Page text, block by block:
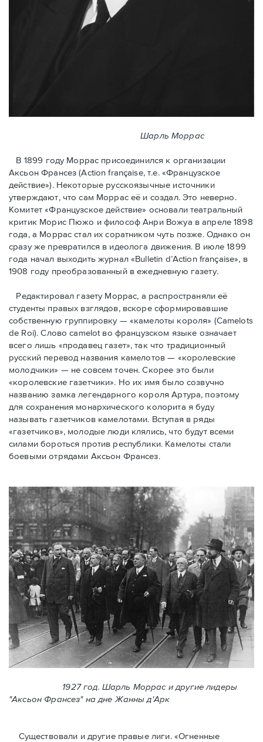
Шарль Моррас
В 1899 году Моррас присоединился к организации
Аксьон Франсез (Action française, т.е. «Французское
действие»). Некоторые русскоязычные источники
утверждают, что сам Моррас её и создал. Это неверно.
Комитет «Французское действие» основали театральный
критик Морис Пюжо и философ Анри Вожуа в апреле 1898
года, а Моррас стал их соратником чуть позже. Однако он
сразу же превратился в идеолога движения. В июле 1899
года начал выходить журнал «Bulletin d’Action française», в
1908 году преобразованный в ежедневную газету.
Редактировал газету Моррас, а распространяли её
студенты правых взглядов, вскоре сформировавшие
собственную группировку — «камелоты короля» (Camelots
de Roi). Слово camelot во французском языке означает
всего лишь «продавец газет», так что традиционный
русский перевод названия камелотов — «королевские
молодчики» — не совсем точен. Скорее это были
«королевские газетчики». Но их имя было созвучно
названию замка легендарного короля Артура, поэтому
для сохранения монархического колорита я буду
называть газетчиков камелотами. Вступая в ряды
«газетчиков», молодые люди клялись, что будут всеми
силами бороться против республики. Камелоты стали
боевыми отрядами Аксьон Франсез.
1927 год. Шарль Моррас и другие лидеры
"Аксьон Франсез" на дне Жанны д'Арк
Существовали и другие правые лиги. «Огненные